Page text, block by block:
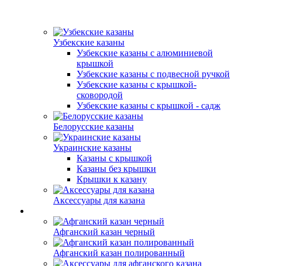
Узбекские казаны
Узбекские казаны с алюминиевой
крышкой
Узбекские казаны с подвесной ручкой
Узбекские казаны с крышкой-
сковородой
Узбекские казаны с крышкой - садж
Белорусские казаны
Украинские казаны
Казаны с крышкой
Казаны без крышки
Крышки к казану
Аксессуары для казана
Афганский казан черный
Афганский казан полированный